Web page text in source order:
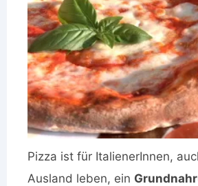
Pizza ist für ItalienerInnen,
Ausland leben, ein